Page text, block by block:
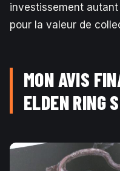
investissement
pour la valeur de
MON AVIS
ELDEN RING